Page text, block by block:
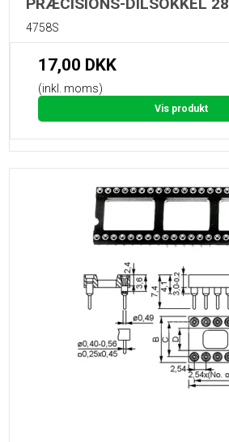
4758S
17,00 DKK
(inkl. moms)
Vis produkt